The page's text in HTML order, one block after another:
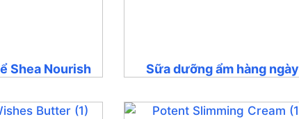
Shea Nourish Sữa dưỡng ẩm hàng ngày